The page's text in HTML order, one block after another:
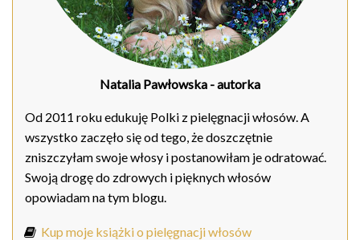
Natalia Pawłowska - autorka
Od 2011 roku edukuję Polki z pielęgnacji włosów. A
wszystko zaczęło się od tego, że doszczętnie
zniszczyłam swoje włosy i postanowiłam je odratować.
Swoją drogę do zdrowych i pięknych włosów
opowiadam na tym blogu.
Kup moje książki o pielęgnacji włosów